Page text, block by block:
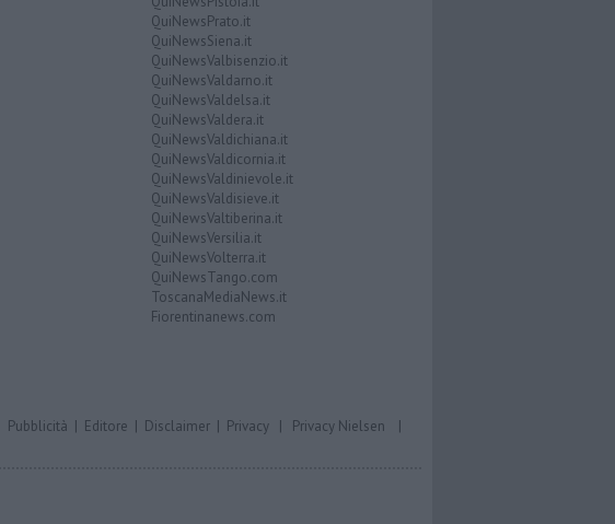
QuiNewsPrato.it
QuiNewsSiena.it
QuiNewsValbisenzio.it
QuiNewsValdarno.it
QuiNewsValdelsa.it
QuiNewsValdera.it
QuiNewsValdichiana.it
QuiNewsValdicornia.it
QuiNewsValdinievole.it
QuiNewsValdisieve.it
QuiNewsValtiberina.it
QuiNewsVersilia.it
QuiNewsVolterra.it
QuiNewsTango.com
ToscanaMediaNews.it
Fiorentinanews.com
Pubblicità | Editore | Disclaimer | Privacy | Privacy Nielsen |